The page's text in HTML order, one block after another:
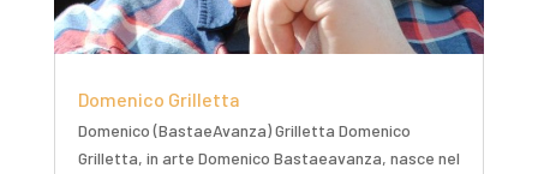
Domenico Grilletta
Domenico (BastaeAvanza) Grilletta Domenico
Grilletta, in arte Domenico Bastaeavanza, nasce nel